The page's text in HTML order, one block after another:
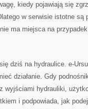
kiedy pojawiają się
w serwisie istotne są
ma miejsca na
dziś na hydraulice. e-
działanie. Gdy
wyjściami hydrauliki,
i podpowiada, jak